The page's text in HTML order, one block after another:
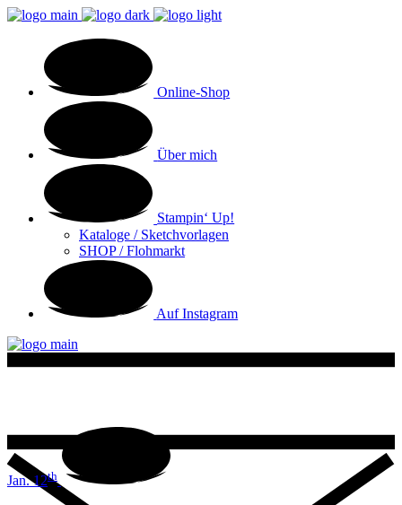
Online-Shop
Über mich
Stampin‘ Up!
Kataloge / Sketchvorlagen
SHOP / Flohmarkt
Auf Instagram
Jan. 12th